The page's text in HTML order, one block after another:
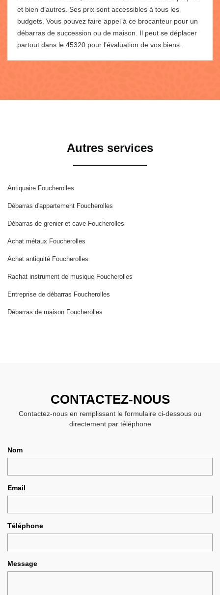
et bien d’autres. Ses prix sont accessibles à tous les
budgets. Vous pouvez faire appel à ce brocanteur pour un
débarras de succession ou de maison. Il peut se déplacer
partout dans le 45320 pour l’évaluation de vos biens.
Autres services
Antiquaire Foucherolles
Débarras d'appartement Foucherolles
Débarras de grenier et cave Foucherolles
Achat métaux Foucherolles
Achat antiquité Foucherolles
Rachat instrument de musique Foucherolles
Entreprise de débarras Foucherolles
Débarras de maison Foucherolles
CONTACTEZ-NOUS
Contactez-nous en remplissant le formulaire ci-dessous ou
directement par téléphone
Nom
Email
Téléphone
Message